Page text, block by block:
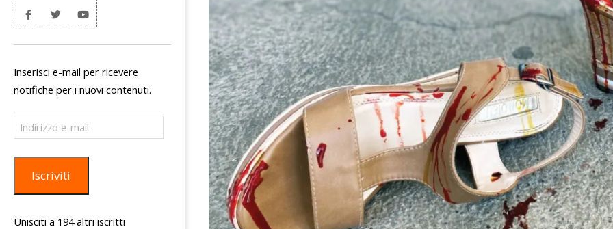
Inserisci e-mail per ricevere
notifiche per i nuovi contenuti.
Indirizzo
e-
Iscriviti
Unisciti a 194 altri iscritti